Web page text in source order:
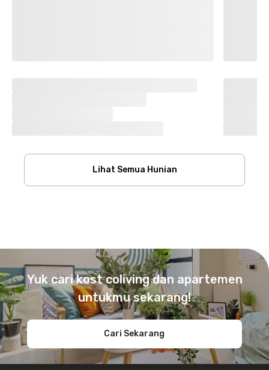
Lihat Semua Hunian
Yuk cari kost coliving dan apartemen
untukmu sekarang!
Cari Sekarang